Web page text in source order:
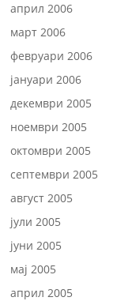
април 2006
март 2006
февруари 2006
јануари 2006
декември 2005
ноември 2005
октомври 2005
септември 2005
август 2005
јули 2005
јуни 2005
мај 2005
април 2005